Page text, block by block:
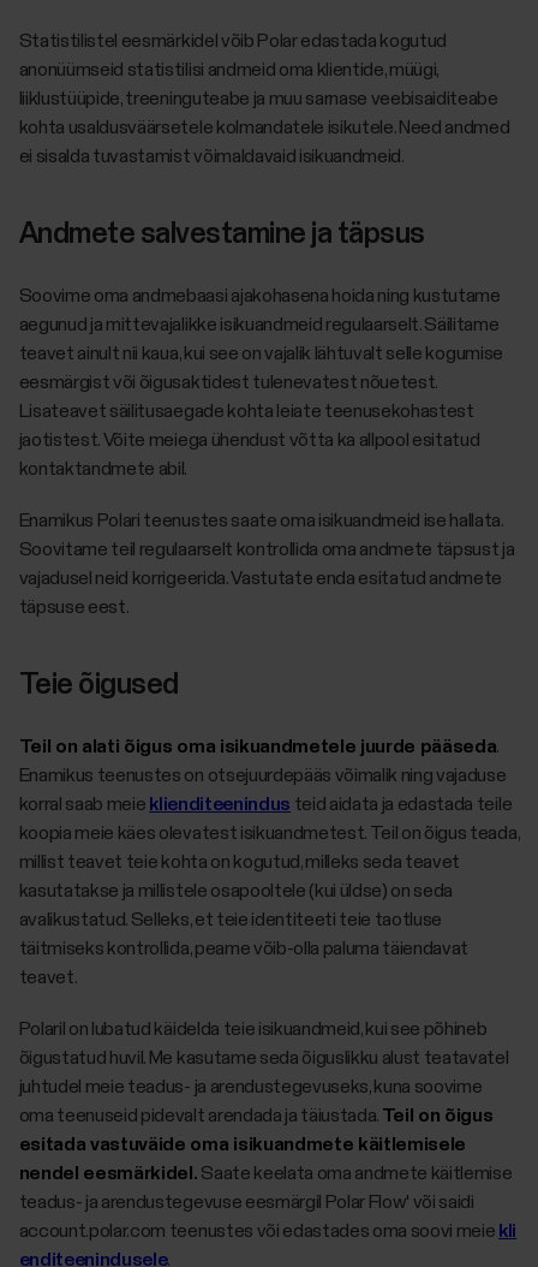
Statistilistel eesmärkidel võib Polar edastada kogutud
anonüümseid statistilisi andmeid oma klientide, müügi,
liiklustüüpide, treeninguteabe ja muu sarnase veebisaiditeabe
kohta usaldusväärsetele kolmandatele isikutele. Need andmed
ei sisalda tuvastamist võimaldavaid isikuandmeid.
Andmete salvestamine ja täpsus
Soovime oma andmebaasi ajakohasena hoida ning kustutame
aegunud ja mittevajalikke isikuandmeid regulaarselt. Säilitame
teavet ainult nii kaua, kui see on vajalik lähtuvalt selle kogumise
eesmärgist või õigusaktidest tulenevatest nõuetest.
Lisateavet säilitusaegade kohta leiate teenusekohastest
jaotistest. Võite meiega ühendust võtta ka allpool esitatud
kontaktandmete abil.
Enamikus Polari teenustes saate oma isikuandmeid ise hallata.
Soovitame teil regulaarselt kontrollida oma andmete täpsust ja
vajadusel neid korrigeerida. Vastutate enda esitatud andmete
täpsuse eest.
Teie õigused
Teil on alati õigus oma isikuandmetele juurde pääseda.
Enamikus teenustes on otsejuurdepääs võimalik ning vajaduse
korral saab meie klienditeenindus teid aidata ja edastada teile
koopia meie käes olevatest isikuandmetest. Teil on õigus teada,
millist teavet teie kohta on kogutud, milleks seda teavet
kasutatakse ja millistele osapooltele (kui üldse) on seda
avalikustatud. Selleks, et teie identiteeti teie taotluse
täitmiseks kontrollida, peame võib-olla paluma täiendavat
teavet.
Polaril on lubatud käidelda teie isikuandmeid, kui see põhineb
õigustatud huvil. Me kasutame seda õiguslikku alust teatavatel
juhtudel meie teadus- ja arendustegevuseks, kuna soovime
oma teenuseid pidevalt arendada ja täiustada. Teil on õigus
esitada vastuväide oma isikuandmete käitlemisele
nendel eesmärkidel. Saate keelata oma andmete käitlemise
teadus- ja arendustegevuse eesmärgil Polar Flow' või saidi
account.polar.com teenustes või edastades oma soovi meie kli
enditeenindusele.